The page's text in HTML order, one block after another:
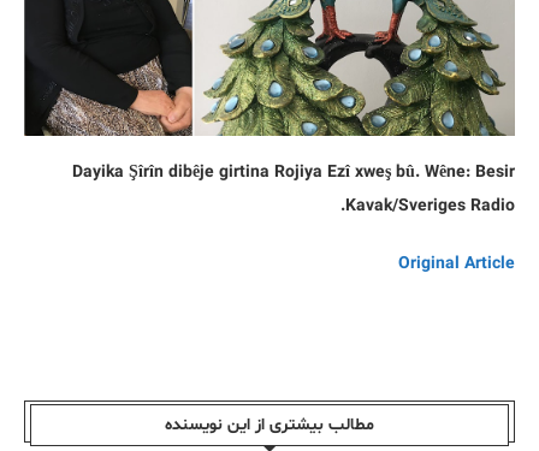
Dayika Şîrîn dibêje girtina Rojiya Ezî xweş bû. Wêne: Besir
Kavak/Sveriges Radio.
Original Article
مطالب بیشتری از این نویسندە